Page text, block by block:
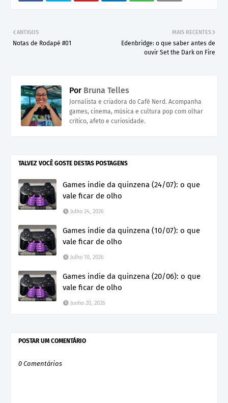
MAIS RECENTES
Edenbridge: o que saber antes de
ouvir Set the Dark on Fire
ANTIGOS
Notas de Rodapé #01
PorBruna Telles
Jornalista e criadora do Café Nerd. Acompanha
games, cinema, música e cultura pop com olhar
crítico, afeto e curiosidade.
TALVEZ VOCÊ GOSTE DESTAS POSTAGENS
Games indie da quinzena (24/07): o que
vale ficar de olho
Julho 24, 2026
Games indie da quinzena (10/07): o que
vale ficar de olho
Julho 10, 2026
Games indie da quinzena (20/06): o que
vale ficar de olho
Junho 20, 2026
POSTAR UM COMENTÁRIO
0 Comentários